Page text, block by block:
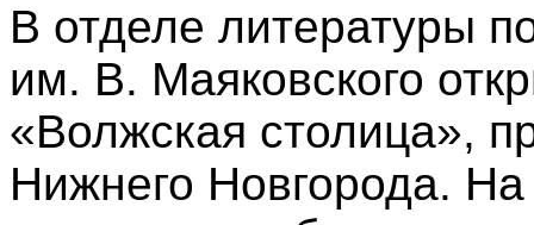
В отделе литературы
им. В. Маяковского
«Волжская столица»,
Нижнего Новгорода.